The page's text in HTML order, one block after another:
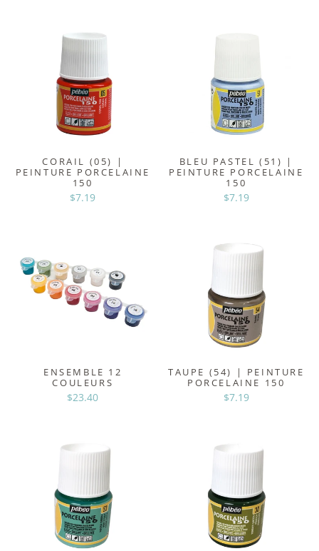
CORAIL (05) |
PEINTURE PORCELAINE
150
$7.19
BLEU PASTEL (51) |
PEINTURE PORCELAINE
150
$7.19
ENSEMBLE 12
COULEURS
$23.40
TAUPE (54) | PEINTURE
PORCELAINE 150
$7.19